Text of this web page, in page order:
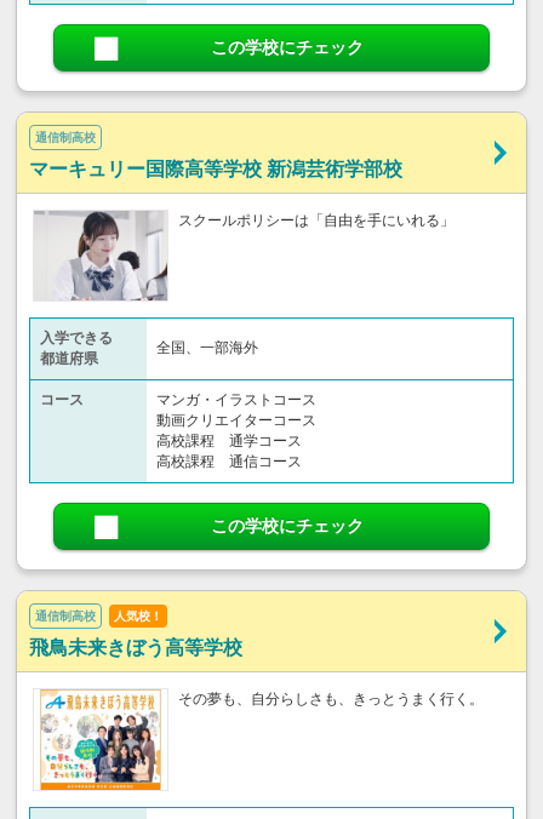
この学校にチェック
通信制高校
マーキュリー国際高等学校 新潟芸術学部校
スクールポリシーは「自由を手にいれる」
入学できる
都道府県
全国、一部海外
コース
マンガ・イラストコース
動画クリエイターコース
高校課程 通学コース
高校課程 通信コース
この学校にチェック
通信制高校 人気校！
飛鳥未来きぼう高等学校
その夢も、自分らしさも、きっとうまく行く。